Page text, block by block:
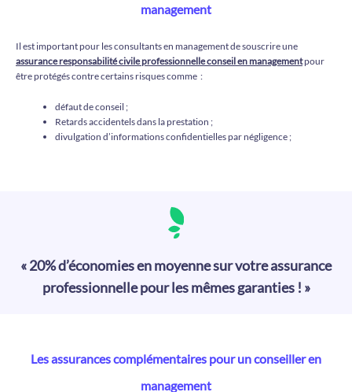
management
Il est important pour les consultants en management de souscrire une
assurance responsabilité civile professionnelle conseil en managementpour
être protégés contre certains risques comme :
défaut de conseil ;
Retards accidentels dans la prestation ;
divulgation d’informations confidentielles par négligence ;
« 20% d’économies en moyenne sur votre assurance
professionnelle pour les mêmes garanties ! »
Les assurances complémentaires pour un conseiller en
management